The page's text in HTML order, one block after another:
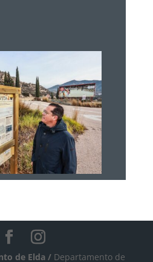
de Elda / Departamento de